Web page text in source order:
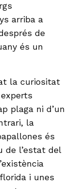
arriba a
de
és un
la curiositat
plaga ni d’un
la
és
de l’estat del
i unes